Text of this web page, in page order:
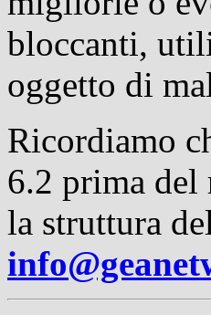
bloccanti,
oggetto di
Ricordiamo
6.2 prima del
la struttura